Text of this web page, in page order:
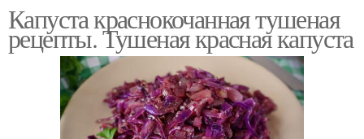
Капуста краснокочанная тушеная
рецепты. Тушеная красная капуста